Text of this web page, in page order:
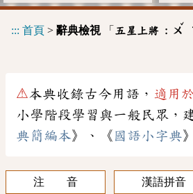
::: 首頁 > 辭典檢視「 五星上將 : ㄨ
ˇ
⚠本典收錄古今用語， 適用
小學階段學習與一般民眾，
典簡編本》、《 國語小字典
注 音
漢語拼音